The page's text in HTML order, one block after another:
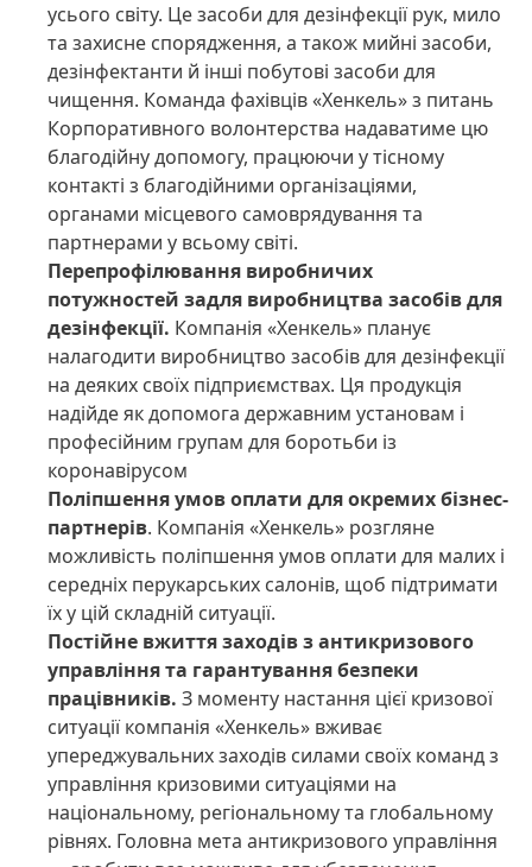
усього світу. Це засоби для дезінфекції рук, мило
та захисне спорядження, а також мийні засоби,
дезінфектанти й інші побутові засоби для
чищення. Команда фахівців «Хенкель» з питань
Корпоративного волонтерства надаватиме цю
благодійну допомогу, працюючи у тісному
контакті з благодійними організаціями,
органами місцевого самоврядування та
партнерами у всьому світі.
Перепрофілювання виробничих
потужностей задля виробництва засобів для
дезінфекції. Компанія «Хенкель» планує
налагодити виробництво засобів для дезінфекції
на деяких своїх підприємствах. Ця продукція
надійде як допомога державним установам і
професійним групам для боротьби із
коронавірусом
Поліпшення умов оплати для окремих бізнес-
партнерів. Компанія «Хенкель» розгляне
можливість поліпшення умов оплати для малих і
середніх перукарських салонів, щоб підтримати
їх у цій складній ситуації.
Постійне вжиття заходів з антикризового
управління та гарантування безпеки
працівників. З моменту настання цієї кризової
ситуації компанія «Хенкель» вживає
упереджувальних заходів силами своїх команд з
управління кризовими ситуаціями на
національному, регіональному та глобальному
рівнях. Головна мета антикризового управління